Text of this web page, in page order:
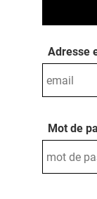
Adresse
Mot de